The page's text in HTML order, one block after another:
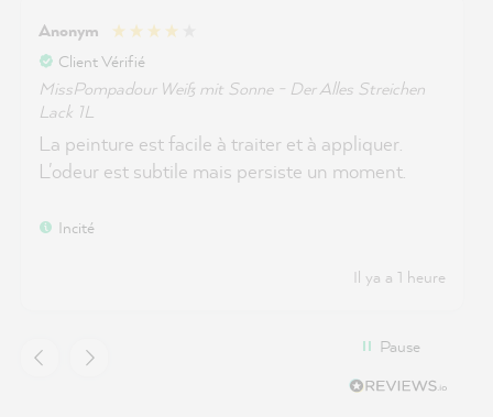
Anonym
Client Vérifié
MissPompadour Weiß mit Sonne - Der Alles Streichen
Lack 1L
La peinture est facile à traiter et à appliquer.
L'odeur est subtile mais persiste un moment.
Incité
Il ya a 1 heure
Pause